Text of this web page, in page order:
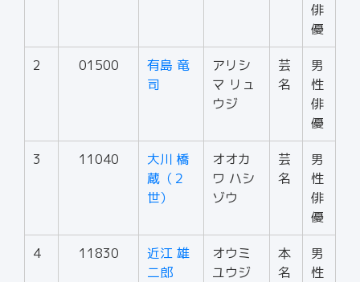
俳
優
2 01500
有島 竜
司
アリシ
マ リュ
ウジ
芸
名
男
性
俳
優
3 11040
大川 橋
蔵（２
世）
オオカ
ワ ハシ
ゾウ
芸
名
男
性
俳
優
4 11830
近江 雄
二郎
オウミ
ユウジ
本
名
男
性